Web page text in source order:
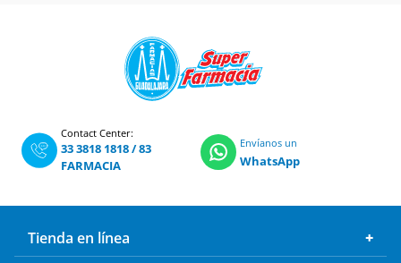
Contact Center:
33 3818 1818/83
FARMACIA
Envíanos un
WhatsApp
Tienda en línea